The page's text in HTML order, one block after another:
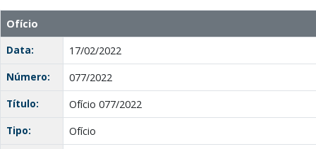
Ofício
Data:
17/02/2022
Número:
077/2022
Título:
Ofício 077/2022
Tipo:
Ofício